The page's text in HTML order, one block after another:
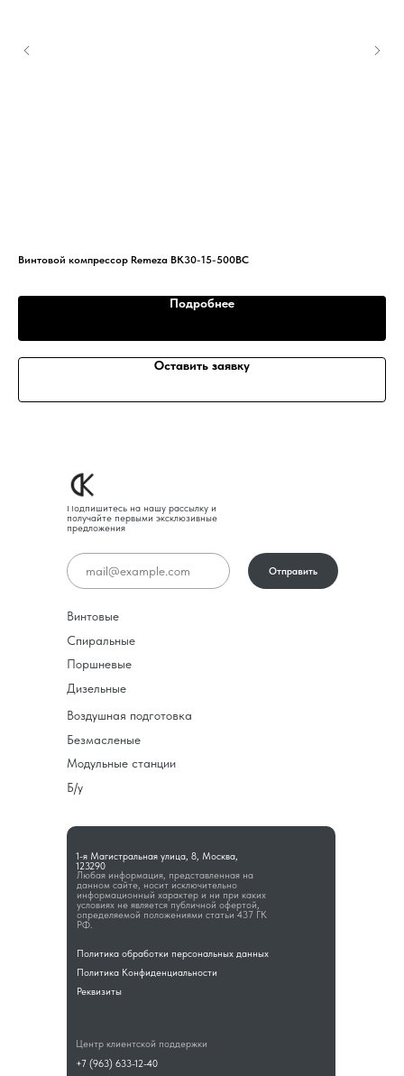
Винтовой компрессор Remeza ВК30-15-500ВС
Подробнее
Оставить заявку
Любая информация, представленная на
данном сайте, носит исключительно
информационный характер и ни при каких
условиях не является публичной офертой,
определяемой положениями статьи 437 ГК
РФ.
1-я Магистральная улица, 8, Москва,
123290
Подпишитесь на нашу рассылку и
получайте первыми эксклюзивные
предложения
Винтовые
Спиральные
Поршневые
Дизельные
Воздушная подготовка
Безмасленые
Модульные станции
Б/у
Политика обработки персональных данных
Политика Конфиденциальности
Реквизиты
Центр клиентской поддержки
+7 (963) 633-12-40
Отправить